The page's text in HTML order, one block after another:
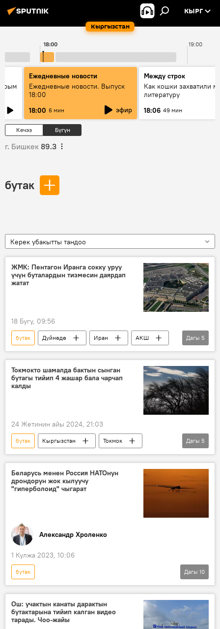
Кыргызстан
КЫРГ
19:00
18:00
Ежедневные новости
Ежедневные новости. Выпуск
18:00
18:00 6 мин эфир
Между строк
Как кошки захватили
литературу
18:06 49 мин
Кечээ Бүгүн
г. Бишкек 89.3
бутак
Керек убакытты тандоо
ЖМК: Пентагон Иранга сокку уруу
үчүн буталардын тизмесин даярдап
жатат
18 Бугу, 09:56
бутак Дүйнөдө Иран
АКШ
согуш
Чабуул
энергетика
объект
Дональд Трамп
Дагы 5
Токмокто шамалда бактын сынган
бутагы тийип 4 жашар бала чарчап
калды
24 Жетинин айы 2024, 21:03
бутак Кыргызстан
Токмок
шамал
бак
бала
оорукана
милиция
Дагы 5
Беларусь менен Россия НАТОнун
дрондорун жок кылуучу
"гиперболоид" чыгарат
Александр Хроленко
1 Кулжа 2023, 10:06
бутак
Россиянын Донбассты коргоо боюнча атайын операциясы
Дүйнөдө
Россия
курал-жарак
Беларусь
дрон
Дагы 10
Ош: учактын канаты дарактын
бутактарына тийип калган видео
тарады. Чоо-жайы